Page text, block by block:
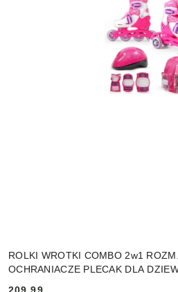
ROLKI WROTKI COMBO 2w1
OCHRANIACZE PLECAK DLA